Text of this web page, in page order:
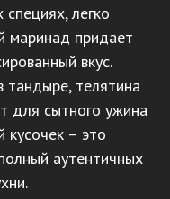
легко
маринад придает
вкус.
тандыре, телятина
для сытного ужина
– это
аутентичных